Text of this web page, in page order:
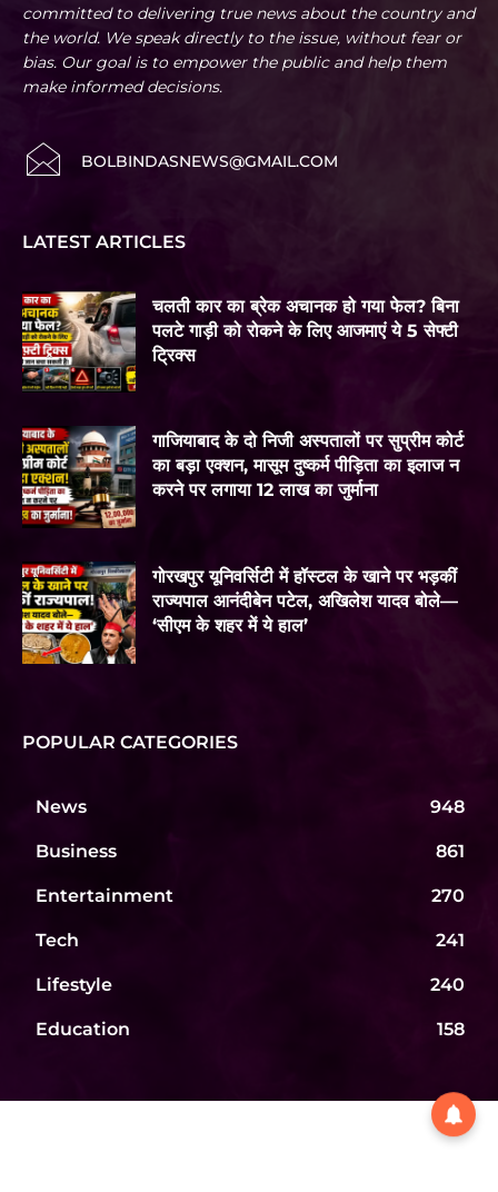
committed to delivering true news about the country and
the world. We speak directly to the issue, without fear or
bias. Our goal is to empower the public and help them
make informed decisions.
BOLBINDASNEWS@GMAIL.COM
LATEST ARTICLES
चलती कार का ब्रेक अचानक हो गया फेल? बिना
पलटे गाड़ी को रोकने के लिए आजमाएं ये 5 सेफ्टी
ट्रिक्स
गाजियाबाद के दो निजी अस्पतालों पर सुप्रीम कोर्ट
का बड़ा एक्शन, मासूम दुष्कर्म पीड़िता का इलाज न
करने पर लगाया 12 लाख का जुर्माना
गोरखपुर यूनिवर्सिटी में हॉस्टल के खाने पर भड़कीं
राज्यपाल आनंदीबेन पटेल, अखिलेश यादव बोले—
‘सीएम के शहर में ये हाल’
POPULAR CATEGORIES
News 948
Business 861
Entertainment 270
Tech 241
Lifestyle 240
Education 158